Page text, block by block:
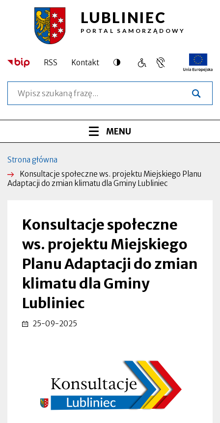
Konsultacje
społeczne
ws.
projektu
Miejskiego
Planu
Adaptacji
do
zmian
klimatu
Gminy
Lubliniec
Lubliniec
Przejdź
treści
Przejdź
głównego
Przejdź
wyszukiwarki
Przejdź
stopki
LUBLINIEC
PORTAL SAMORZĄDOWY
RSS Kontakt Dostępność
migowy,
niesłyszących
Obsługa
osób
szczególnych
Otworzy
się
serwisu
ROZWIŃ
MENU
Ścieżka
nawigacyjna
Strona główna
Konsultacje społeczne ws. projektu Miejskiego Planu
Adaptacji do zmian klimatu dla Gminy Lubliniec
Konsultacje społeczne
ws. projektu Miejskiego
Planu Adaptacji do zmian
klimatu dla Gminy
Lubliniec
25-09-2025